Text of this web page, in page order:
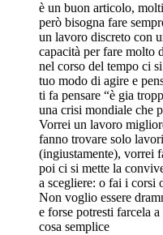
è un buon articolo,
però bisogna fare
un lavoro discreto con
capacità per fare molto
nel corso del tempo ci
tuo modo di agire e
ti fa pensare “è gia
una crisi mondiale che
Vorrei un lavoro
fanno trovare solo
(ingiustamente), vorrei
poi ci si mette la
a scegliere: o fai i corsi
Non voglio essere
e forse potresti farcela
cosa semplice